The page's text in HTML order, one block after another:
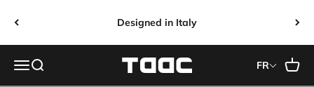
Designed in Italy
Ouvrir la navigation
Ouvrir la recherche Taac Sport FR Voir